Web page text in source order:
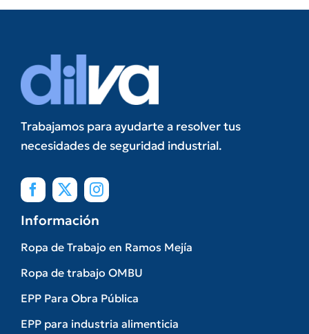
Trabajamos para ayudarte a resolver tus
necesidades de seguridad industrial.
Información
Ropa de Trabajo en Ramos Mejía
Ropa de trabajo OMBU
EPP Para Obra Pública
EPP para industria alimenticia